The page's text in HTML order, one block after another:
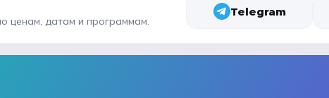
ценам, датам и программам.
Telegram